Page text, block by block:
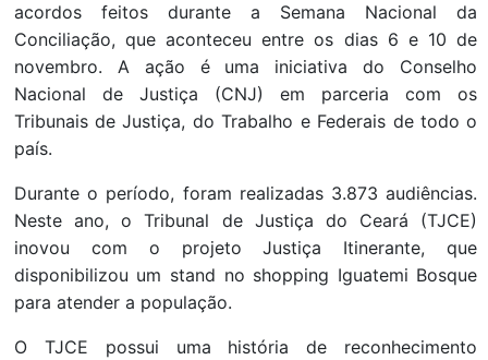
acordos feitos durante a Semana Nacional da
Conciliação, que aconteceu entre os dias 6 e 10 de
novembro. A ação é uma iniciativa do Conselho
Nacional de Justiça (CNJ) em parceria com os
Tribunais de Justiça, do Trabalho e Federais de todo o
país.
Durante o período, foram realizadas 3.873 audiências.
Neste ano, o Tribunal de Justiça do Ceará (TJCE)
inovou com o projeto Justiça Itinerante, que
disponibilizou um stand no shopping Iguatemi Bosque
para atender a população.
O TJCE possui uma história de reconhecimento